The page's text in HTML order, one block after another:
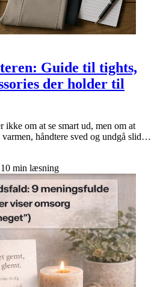
Guide til tights,
der holder til
ikke om at se smart ud, men om at
håndtere sved og undgå slid…
10 min læsning